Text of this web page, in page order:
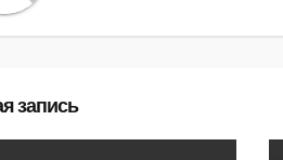
запись